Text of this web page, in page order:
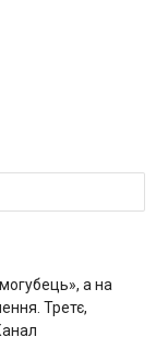
а на
Третє,